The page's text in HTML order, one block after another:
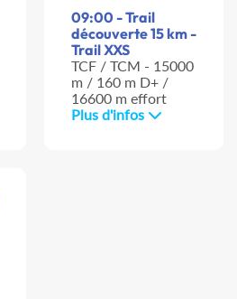
09:00 - Trail
découverte 15 km -
Trail XXS
TCF / TCM - 15000
m / 160 m D+ /
16600 m effort
Plus d'infos